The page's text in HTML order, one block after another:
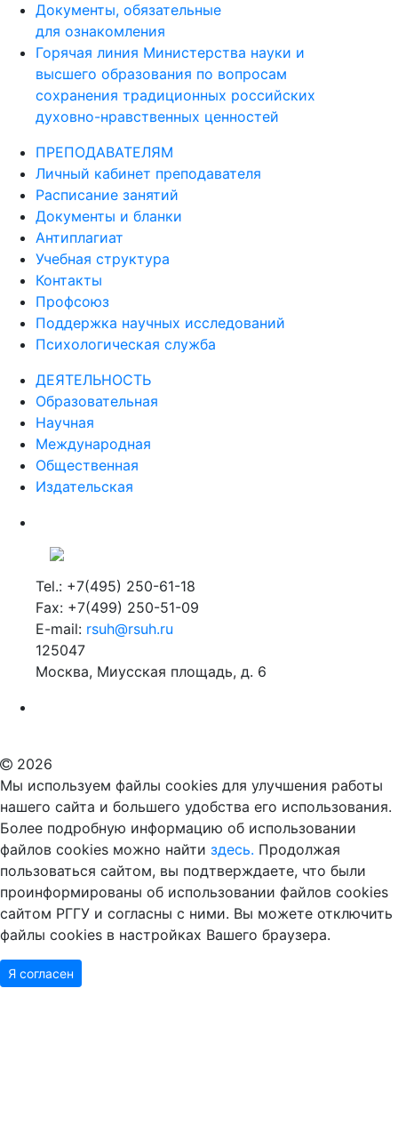
Документы, обязательные
для ознакомления
Горячая линия Министерства науки и
высшего образования по вопросам
сохранения традиционных российских
духовно-нравственных ценностей
ПРЕПОДАВАТЕЛЯМ
Личный кабинет преподавателя
Расписание занятий
Документы и бланки
Антиплагиат
Учебная структура
Контакты
Профсоюз
Поддержка научных исследований
Психологическая служба
ДЕЯТЕЛЬНОСТЬ
Образовательная
Научная
Международная
Общественная
Издательская
Tel.: +7(495) 250-61-18
Fax: +7(499) 250-51-09
E-mail: rsuh@rsuh.ru
125047
Москва, Миусская площадь, д. 6
2026
Мы используем файлы cookies для улучшения работы
нашего сайта и большего удобства его использования.
Более подробную информацию об использовании
файлов cookies можно найти здесь. Продолжая
пользоваться сайтом, вы подтверждаете, что были
проинформированы об использовании файлов cookies
сайтом РГГУ и согласны с ними. Вы можете отключить
файлы cookies в настройках Вашего браузера.
Я согласен